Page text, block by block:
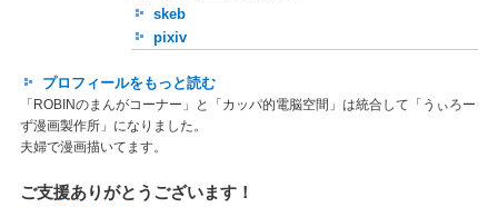
skeb
pixiv
プロフィールをもっと読む
「ROBINのまんがコーナー」と「カッパ的電脳空間」は統合して「うぃろー
ず漫画製作所」になりました。
夫婦で漫画描いてます。
ご支援ありがとうございます！